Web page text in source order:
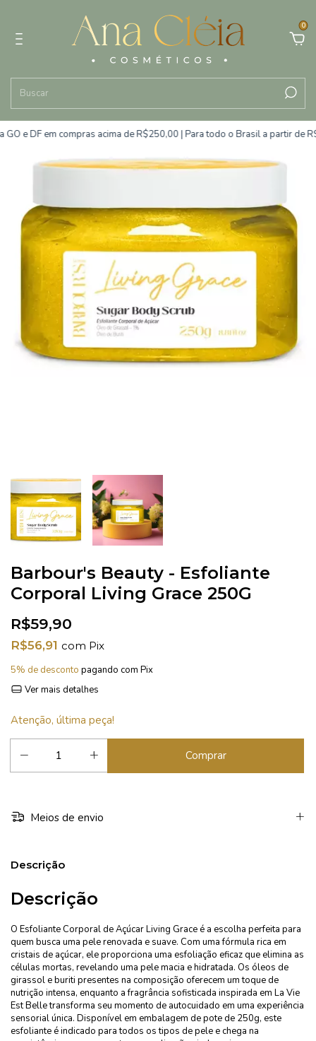
0
e DF em compras acima de R$250,00 | Para todo o Brasil a partir de
Barbour's Beauty - Esfoliante
Corporal Living Grace 250G
R$59,90
R$56,91 com Pix
5% de desconto pagando com Pix
Ver mais detalhes
Atenção, última peça!
Meios de envio
Descrição
Descrição
O Esfoliante Corporal de Açúcar Living Grace é a escolha perfeita para
quem busca uma pele renovada e suave. Com uma fórmula rica em
cristais de açúcar, ele proporciona uma esfoliação eficaz que elimina as
células mortas, revelando uma pele macia e hidratada. Os óleos de
girassol e buriti presentes na composição oferecem um toque de
nutrição intensa, enquanto a fragrância sofisticada inspirada em La Vie
Est Belle transforma seu momento de autocuidado em uma experiência
sensorial única. Disponível em embalagem de pote de 250g, este
esfoliante é indicado para todos os tipos de pele e chega na